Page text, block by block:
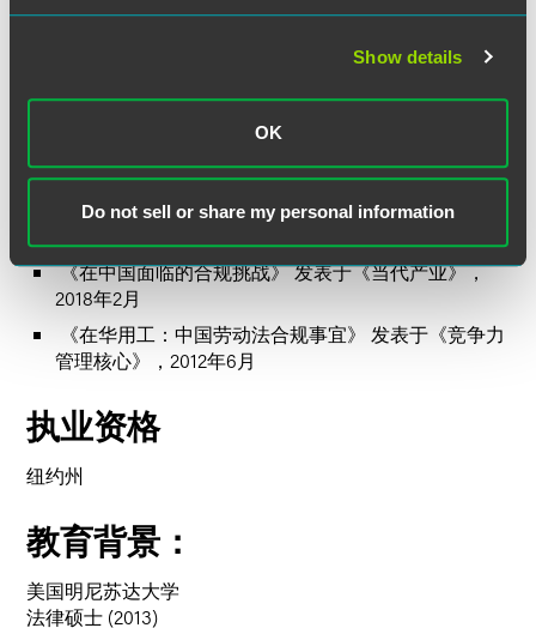
Show details
OK
Do not sell or share my personal information
《中国法律商务》杂志–劳动雇佣领域明日之星，2014
年度
发表文章及演讲
《反腐败合规以及在中国进行反贿赂、反腐败调查》
《在中国面临的合规挑战》 发表于《当代产业》，
2018年2月
《在华用工：中国劳动法合规事宜》 发表于《竞争力
管理核心》，2012年6月
执业资格
纽约州
教育背景：
美国明尼苏达大学
法律硕士 (2013)